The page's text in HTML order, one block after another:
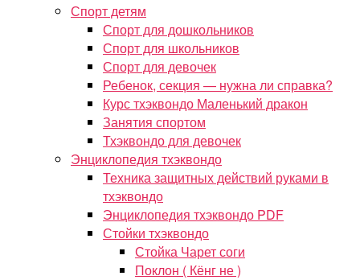
Спорт детям
Спорт для дошкольников
Спорт для школьников
Спорт для девочек
Ребенок, секция — нужна ли справка?
Курс тхэквондо Маленький дракон
Занятия спортом
Тхэквондо для девочек
Энциклопедия тхэквондо
Техника защитных действий руками в
тхэквондо
Энциклопедия тхэквондо PDF
Стойки тхэквондо
Стойка Чарет соги
Поклон ( Кёнг не )